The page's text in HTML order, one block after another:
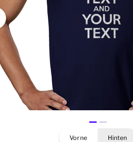
vorne hinten